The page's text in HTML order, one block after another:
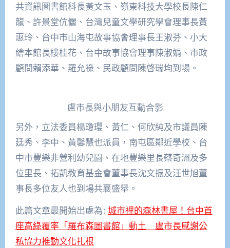
共資訊圖書館科長黃文玉、嶺東科技大學校長陳仁
龍、許景堂伉儷、台灣兒童文學研究學會理事長黃
惠玲、台中市山海屯故事協會理事長王淑芬、小大
繪本館長樓桂花、台中故事協會理事陳淑娟、市政
顧問賴添華、羅允祿、民政顧問陳啓瑞均到場。
盧市長與小朋友互動合影
另外，立法委員楊瓊瓔、黃仁、何欣純及市議員陳
廷秀、李中、黃馨慧也派員，南屯區鄰近學校、台
中市豐樂非營利幼兒園、在地豐樂里長蔡奇洲及多
位里長、拓凱教育基金會董事長沈文振及汪世旭董
事長多位友人也到場共襄盛舉。
此篇文章最開始出處為: 城市裡的森林書屋！台中首
座高綠覆率「羅布森圖書館」動土 盧市長感謝公
私協力推動文化扎根